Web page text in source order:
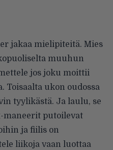
jakaa mielipiteitä. Mies
muuhun
jos joku moittii
Toisaalta ukon oudossa
tyylikästä. Ja laulu, se
maneerit putoilevat
ja fiilis on
liikoja vaan luottaa